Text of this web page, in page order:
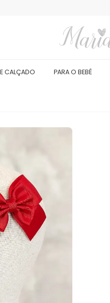
CALÇADO PARA O BEBÉ